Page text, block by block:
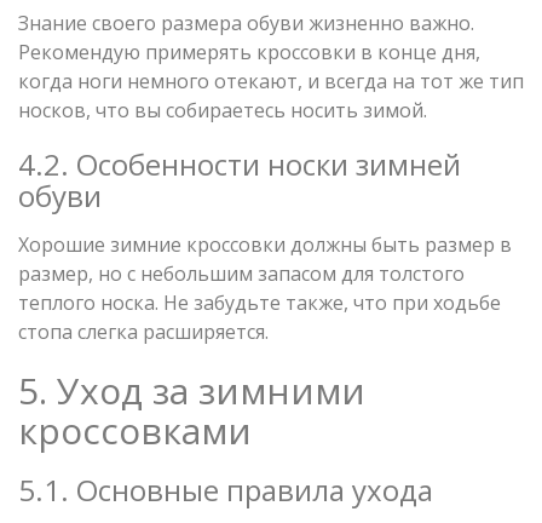
Знание своего размера обуви жизненно важно.
Рекомендую примерять кроссовки в конце дня,
когда ноги немного отекают, и всегда на тот же тип
носков, что вы собираетесь носить зимой.
4.2. Особенности носки зимней
обуви
Хорошие зимние кроссовки должны быть размер в
размер, но с небольшим запасом для толстого
теплого носка. Не забудьте также, что при ходьбе
стопа слегка расширяется.
5. Уход за зимними
кроссовками
5.1. Основные правила ухода